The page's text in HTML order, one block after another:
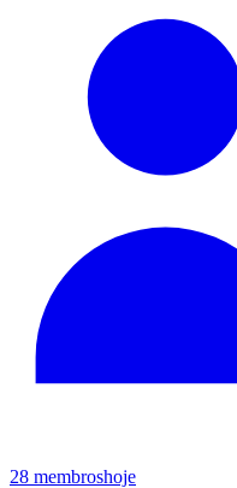
28 membroshoje